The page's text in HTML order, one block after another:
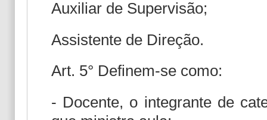
Auxiliar de Supervisão;
Assistente de Direção.
Art. 5° Definem-se como:
- Docente, o integrante de